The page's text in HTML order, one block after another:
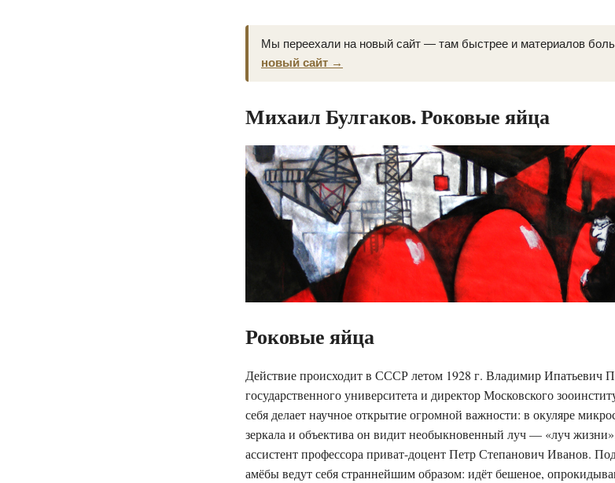
Мы переехали на новый сайт — там быстрее и материалов
новый сайт →
Михаил Булгаков. Роковые яйца
Роковые яйца
Действие происходит в СССР летом 1928 г. Владимир Ипатьевич
государственного университета и директор Московского
себя делает научное открытие огромной важности: в окуляре
зеркала и объектива он видит необыкновенный луч — «луч
ассистент профессора приват-доцент Петр Степанович Иванов.
амёбы ведут себя страннейшим образом: идёт бешеное,